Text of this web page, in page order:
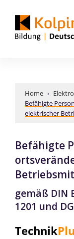
Home ›
Befähigte
elektrischer
Befähigte
gemäß DIN
1201 und
Technik